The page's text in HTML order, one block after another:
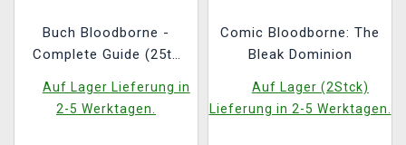
Buch Bloodborne -
Complete Guide (25th
ENG
Auf Lager Lieferung in
2-5 Werktagen.
Comic Bloodborne: The
Bleak Dominion
Auf Lager (2Stck)
Lieferung in 2-5 Werktagen.